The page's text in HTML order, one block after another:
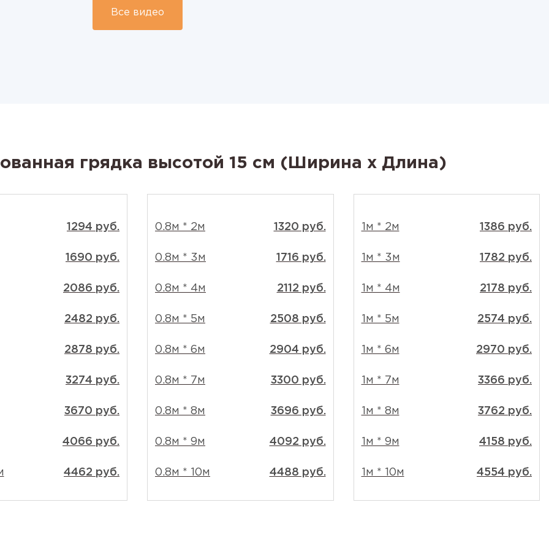
Все видео
грядка высотой 15 см (Ширина x Длина)
1294 руб.
1690 руб.
2086 руб.
2482 руб.
2878 руб.
3274 руб.
3670 руб.
4066 руб.
4462 руб.
0.8м * 2м 1320 руб.
0.8м * 3м 1716 руб.
0.8м * 4м 2112 руб.
0.8м * 5м 2508 руб.
0.8м * 6м 2904 руб.
0.8м * 7м 3300 руб.
0.8м * 8м 3696 руб.
0.8м * 9м 4092 руб.
0.8м * 10м 4488 руб.
1м * 2м 1386 руб.
1м * 3м 1782 руб.
1м * 4м 2178 руб.
1м * 5м 2574 руб.
1м * 6м 2970 руб.
1м * 7м 3366 руб.
1м * 8м 3762 руб.
1м * 9м 4158 руб.
1м * 10м 4554 руб.